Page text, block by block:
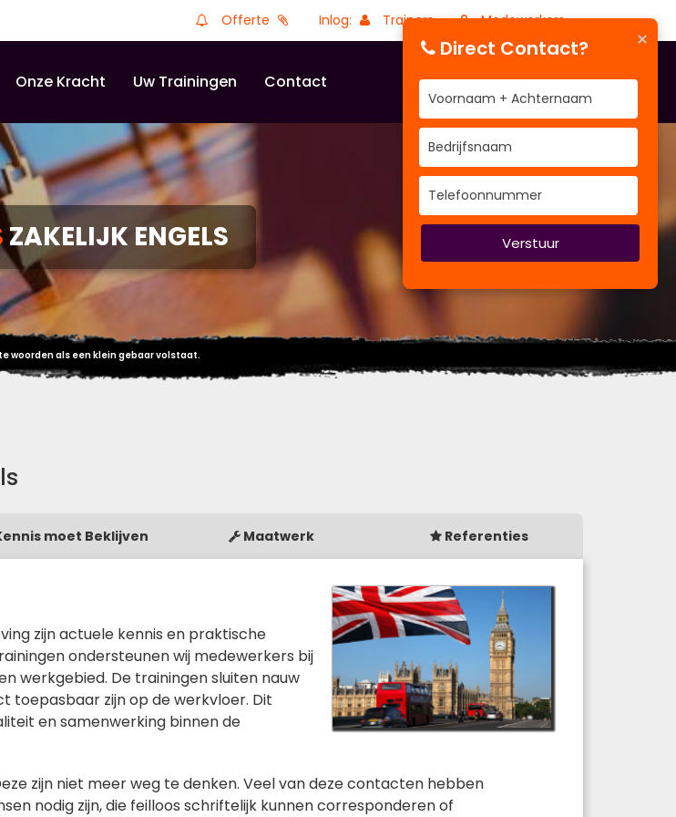
Offerte Inlog: Trainers Medewerkers
Onze Kracht Uw Trainingen Contact
ZAKELIJK ENGELS
woorden als een klein gebaar volstaat.
moet Beklijven Maatwerk Referenties
zijn actuele kennis en praktische
ondersteunen wij medewerkers bij
werkgebied. De trainingen sluiten nauw
toepasbaar zijn op de werkvloer. Dit
en samenwerking binnen de
zijn niet meer weg te denken. Veel van deze contacten hebben
nodig zijn, die feilloos schriftelijk kunnen corresponderen of
×
Direct Contact?
Verstuur